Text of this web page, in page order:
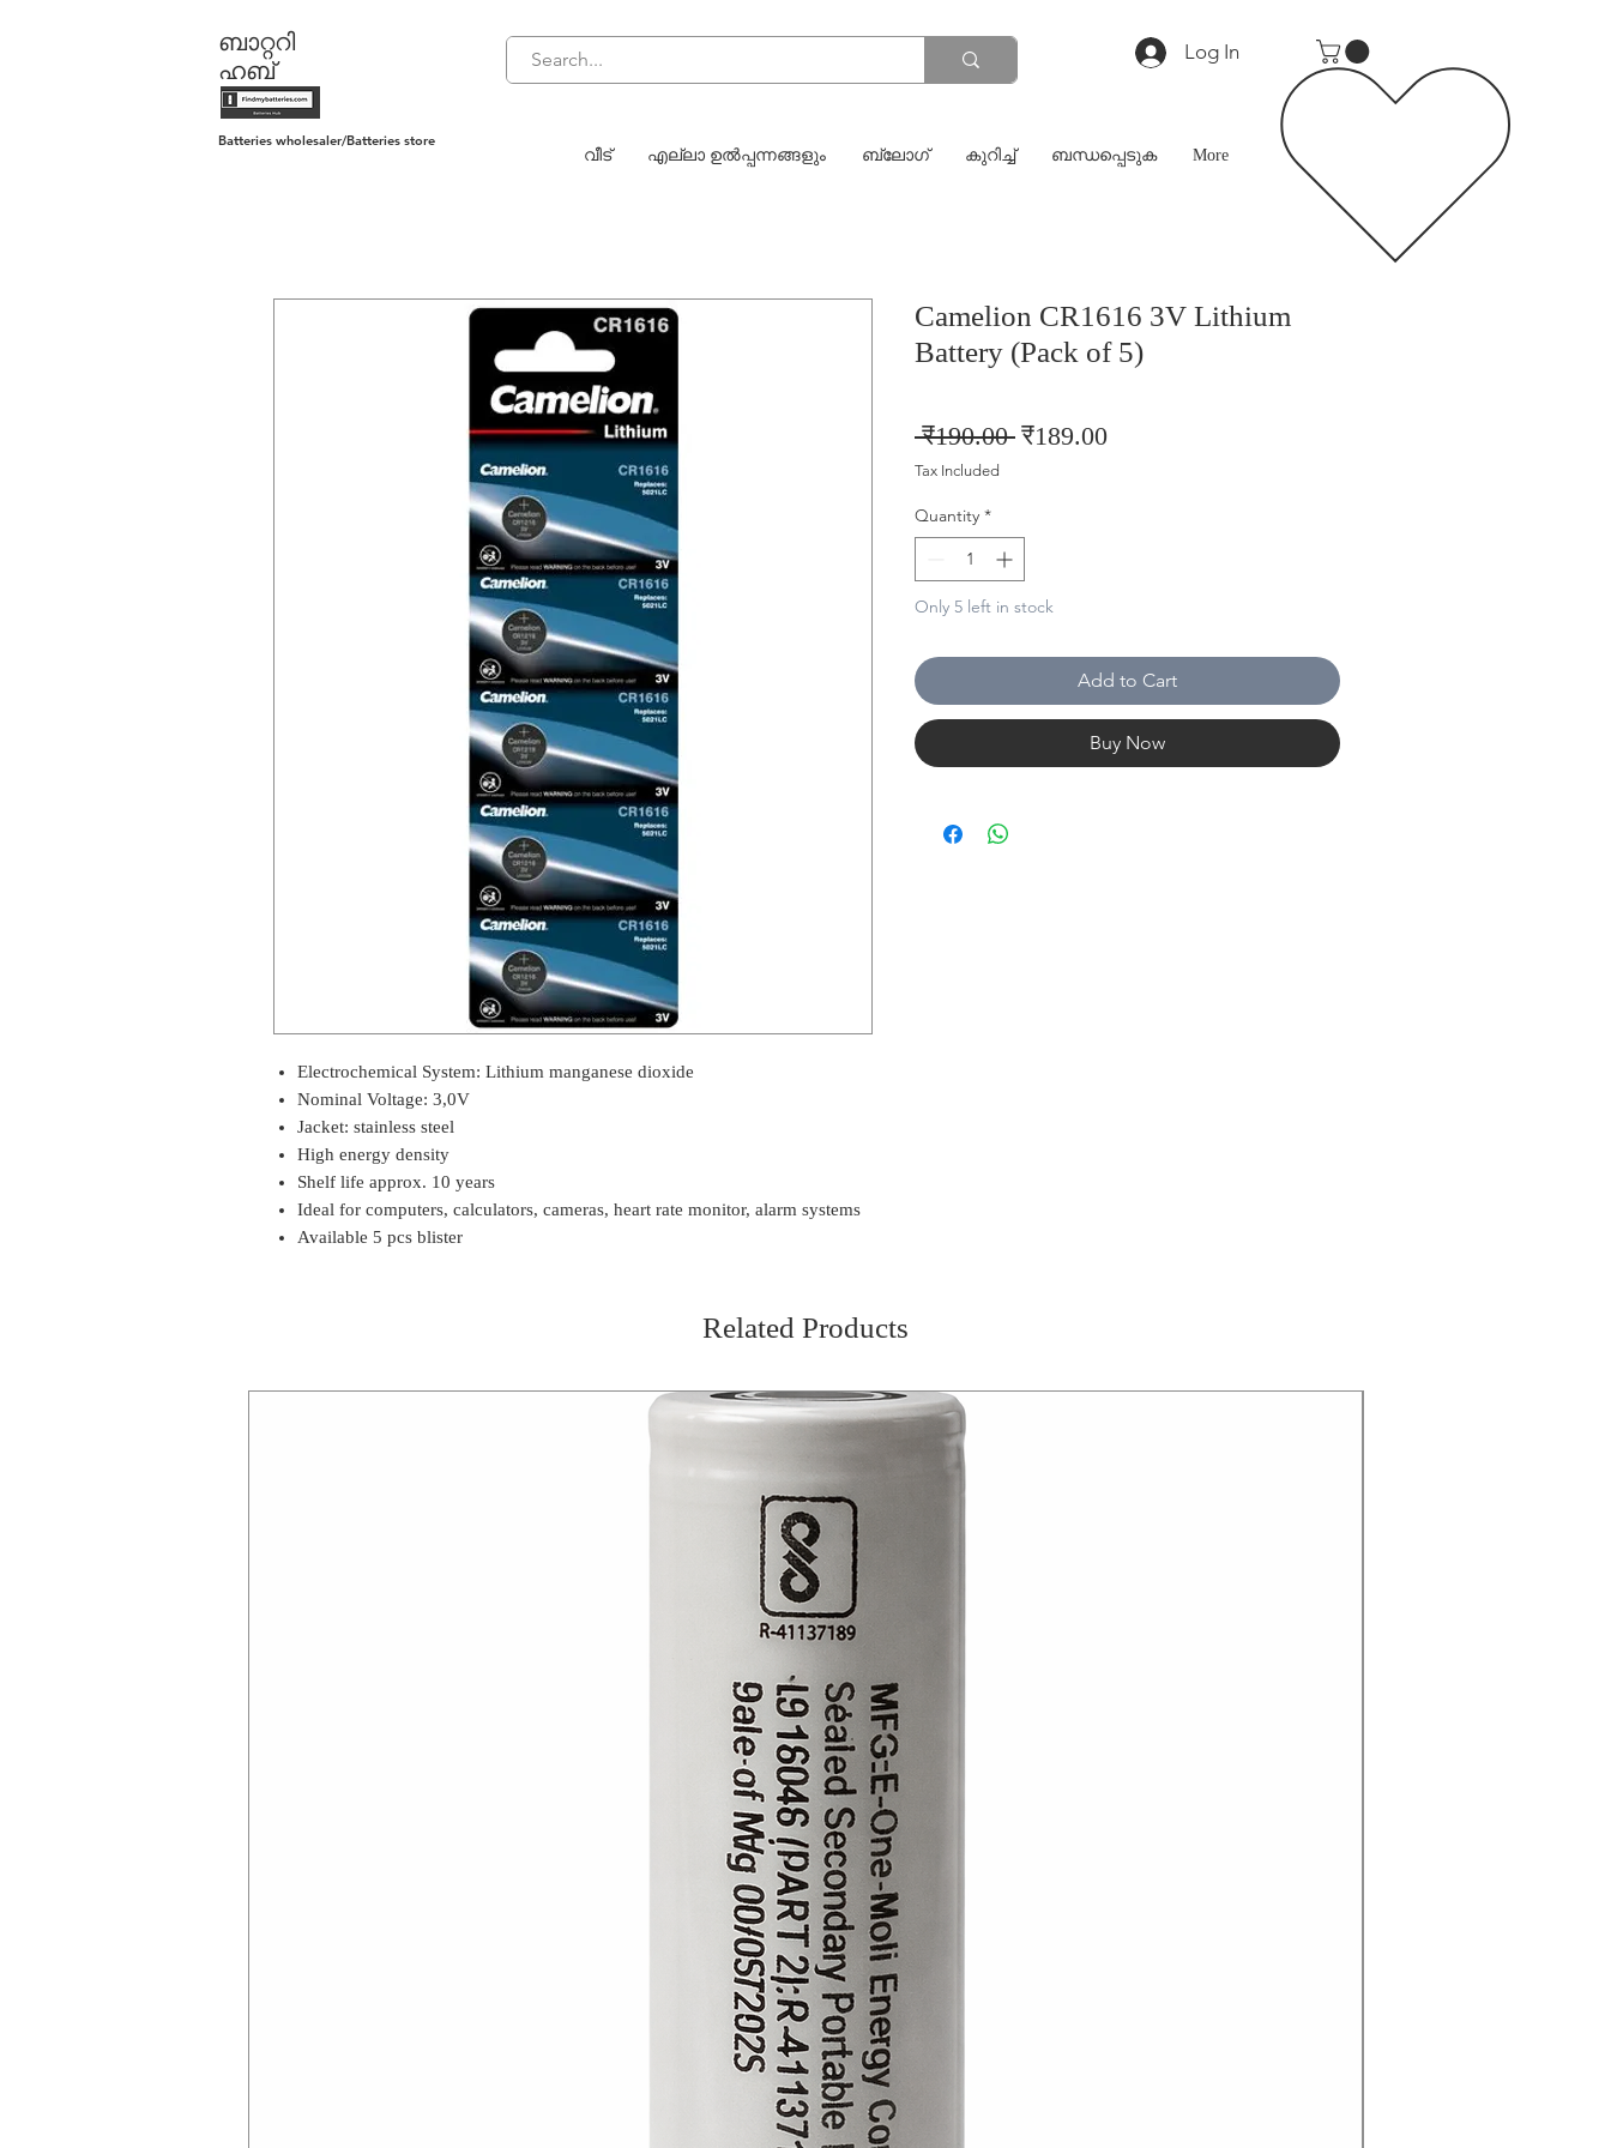
ബാറ്ററി
ഹബ്
Log In
വീട് എല്ലാ ഉൽപ്പന്നങ്ങളും ബ്ലോഗ് കുറിച്ച് ബന്ധപ്പെടുക More
Batteries wholesaler/Batteries store
Electrochemical System: Lithium manganese dioxide
Nominal Voltage: 3,0V
Jacket: stainless steel
High energy density
Shelf life approx. 10 years
Ideal for computers, calculators, cameras, heart rate monitor, alarm systems
Available 5 pcs blister
Camelion CR1616 3V Lithium
Battery (Pack of 5)
₹190.00 Regular
₹189.00Sale
Tax Included
Quantity *
Only 5 left in stock
Add to Cart
Buy Now
Related Products